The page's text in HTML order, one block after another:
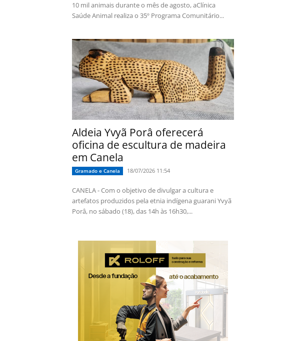
10 mil animais durante o mês de agosto, aClínica
Saúde Animal realiza o 35º Programa Comunitário...
Aldeia Yvyã Porâ oferecerá
oficina de escultura de madeira
em Canela
Gramado e Canela 18/07/2026 11:54
CANELA - Com o objetivo de divulgar a cultura e
artefatos produzidos pela etnia indígena guarani Yvyã
Porâ, no sábado (18), das 14h às 16h30,...